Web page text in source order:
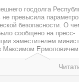
госдолга
не превысила
безопасности. О
сообщено на пресс-
заместителем
Максимом